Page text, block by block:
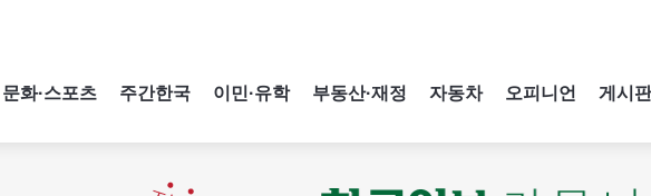
문화·스포츠 주간한국 이민·유학 부동산·재정 자동차 오피니언 게시판